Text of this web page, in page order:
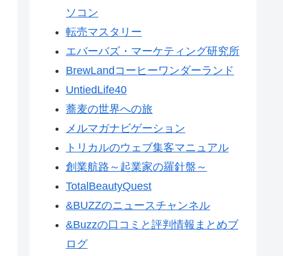
ソコン
転売マスタリー
エバーバズ・マーケティング研究所
BrewLandコーヒーワンダーランド
UntiedLife40
蕎麦の世界への旅
メルマガナビゲーション
トリカルのウェブ集客マニュアル
創業航路～起業家の羅針盤～
TotalBeautyQuest
&BUZZのニュースチャンネル
&Buzzの口コミと評判情報まとめブ
ログ